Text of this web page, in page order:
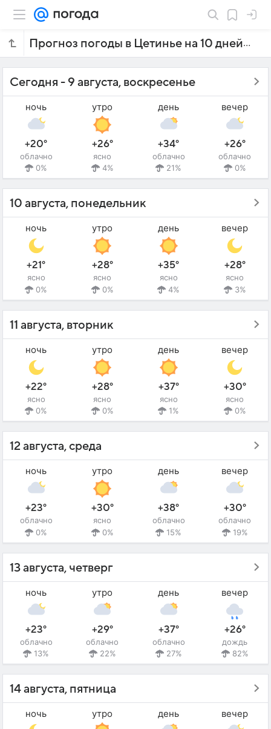
Прогноз погоды в Цетинье на 10 дней
Сегодня - 9 августа, воскресенье
ночь
+20°
облачно
0%
утро
+26°
ясно
4%
день
+34°
облачно
21%
вечер
+26°
облачно
0%
10 августа, понедельник
ночь
+21°
ясно
0%
утро
+28°
ясно
0%
день
+35°
ясно
4%
вечер
+28°
ясно
3%
11 августа, вторник
ночь
+22°
ясно
0%
утро
+28°
ясно
0%
день
+37°
ясно
1%
вечер
+30°
ясно
0%
12 августа, среда
ночь
+23°
облачно
0%
утро
+30°
ясно
0%
день
+38°
облачно
15%
вечер
+30°
облачно
19%
13 августа, четверг
ночь
+23°
облачно
13%
утро
+29°
облачно
22%
день
+37°
облачно
27%
вечер
+26°
дождь
82%
14 августа, пятница
ночь утро день вечер